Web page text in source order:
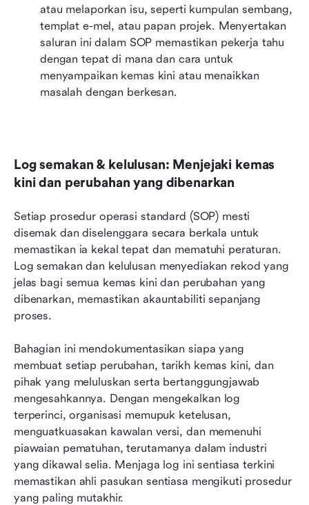
atau melaporkan isu, seperti kumpulan sembang,
templat e-mel, atau papan projek. Menyertakan
saluran ini dalam SOP memastikan pekerja tahu
dengan tepat di mana dan cara untuk
menyampaikan kemas kini atau menaikkan
masalah dengan berkesan.
Log semakan & kelulusan: Menjejaki kemas
kini dan perubahan yang dibenarkan
Setiap prosedur operasi standard (SOP) mesti
disemak dan diselenggara secara berkala untuk
memastikan ia kekal tepat dan mematuhi peraturan.
Log semakan dan kelulusan menyediakan rekod yang
jelas bagi semua kemas kini dan perubahan yang
dibenarkan, memastikan akauntabiliti sepanjang
proses.
Bahagian ini mendokumentasikan siapa yang
membuat setiap perubahan, tarikh kemas kini, dan
pihak yang meluluskan serta bertanggungjawab
mengesahkannya. Dengan mengekalkan log
terperinci, organisasi memupuk ketelusan,
menguatkuasakan kawalan versi, dan memenuhi
piawaian pematuhan, terutamanya dalam industri
yang dikawal selia. Menjaga log ini sentiasa terkini
memastikan ahli pasukan sentiasa mengikuti prosedur
yang paling mutakhir.